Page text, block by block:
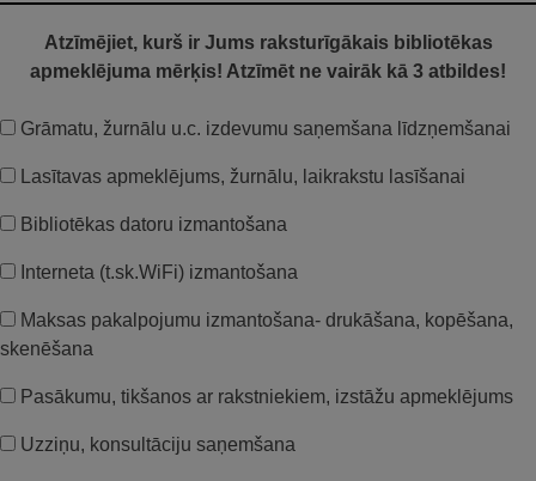
Atzīmējiet, kurš ir Jums raksturīgākais bibliotēkas
apmeklējuma mērķis! Atzīmēt ne vairāk kā 3 atbildes!
Grāmatu, žurnālu u.c. izdevumu saņemšana līdzņemšanai
Lasītavas apmeklējums, žurnālu, laikrakstu lasīšanai
Bibliotēkas datoru izmantošana
Interneta (t.sk.WiFi) izmantošana
Maksas pakalpojumu izmantošana- drukāšana, kopēšana,
skenēšana
Pasākumu, tikšanos ar rakstniekiem, izstāžu apmeklējums
Uzziņu, konsultāciju saņemšana